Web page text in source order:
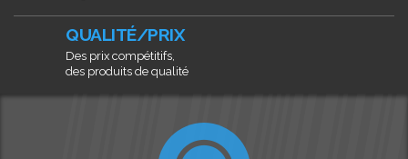
QUALITÉ/PRIX
Des prix compétitifs,
des produits de qualité